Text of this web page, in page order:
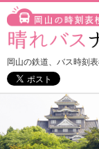
岡山の鉄道、バス時刻